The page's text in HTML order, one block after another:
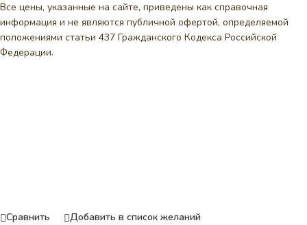
Все цены, указанные на сайте, приведены как справочная
информация и не являются публичной офертой, определяемой
положениями статьи 437 Гражданского Кодекса Российской
Федерации.
Сравнить Добавить в список желаний